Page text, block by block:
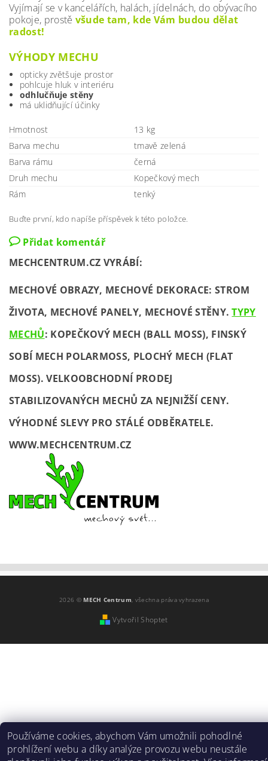
Vyjímají se v kancelářích, halách, jídelnách, do obývacího
pokoje, prostě všude tam, kde Vám budou dělat
radost!
VÝHODY MECHU
opticky zvětšuje prostor
pohlcuje hluk v interiéru
odhlučňuje stěny
má uklidňující účinky
Hmotnost
13 kg
Barva mechu
tmavě zelená
Barva rámu
černá
Druh mechu
Kopečkový mech
Rám
tenký
Buďte první, kdo napíše příspěvek k této položce.
Přidat komentář
MECHCENTRUM.CZ VYRÁBÍ:
MECHOVÉ OBRAZY, MECHOVÉ DEKORACE: STROM
ŽIVOTA, MECHOVÉ PANELY, MECHOVÉ STĚNY.TYPY
MECHŮ: KOPEČKOVÝ MECH (BALL MOSS), FINSKÝ
SOBÍ MECH POLARMOSS, PLOCHÝ MECH (FLAT
MOSS). VELKOOBCHODNÍ PRODEJ
STABILIZOVANÝCH MECHŮ ZA NEJNIŽŠÍ CENY.
VÝHODNÉ SLEVY PRO STÁLÉ ODBĚRATELE.
WWW.MECHCENTRUM.CZ
2026 © MECH Centrum , všechna práva vyhrazena
Vytvořil Shoptet
Používáme cookies, abychom Vám umožnili pohodlné
prohlížení webu a díky analýze provozu webu neustále